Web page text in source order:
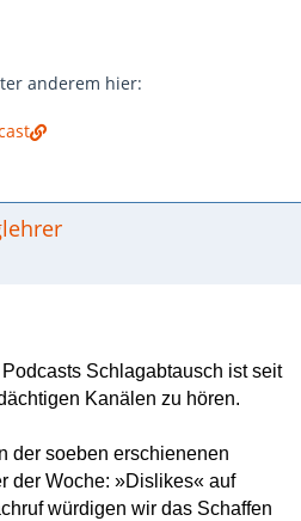
anderem hier:
Schlagabtausch ist seit
Kanälen zu hören.
der soeben erschienenen
der Woche: »Dislikes« auf
würdigen wir das Schaffen